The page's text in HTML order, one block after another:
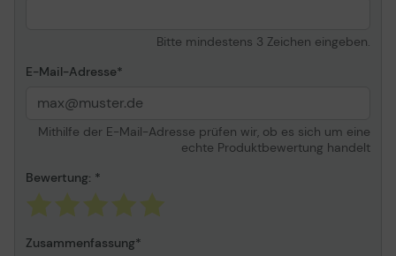
Mediengewicht
Informationen zur Kompatibilität
HP DesignJet 5000ps uv
Bitte mindestens 3 Zeichen eingeben.
E-Mail-Adresse
Mithilfe der E-Mail-Adresse prüfen wir, ob es sich um eine
echte Produktbewertung handelt
Bewertung:
Zusammenfassung